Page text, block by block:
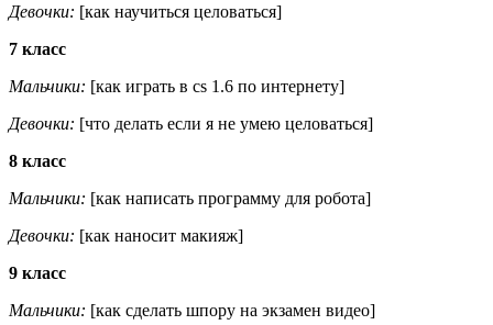
Девочки: [как научиться целоваться]
7 класс
Мальчики: [как играть в cs 1.6 по интернету]
Девочки: [что делать если я не умею целоваться]
8 класс
Мальчики: [как написать программу для робота]
Девочки: [как наносит макияж]
9 класс
Мальчики: [как сделать шпору на экзамен видео]